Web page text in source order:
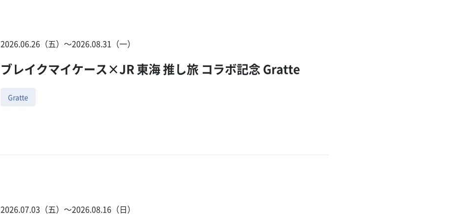
2026.06.26（五）〜2026.08.31（一）
ブレイクマイケース×JR 東海 推し旅 コラボ記念 Gratte
Gratte
2026.07.03（五）〜2026.08.16（日）